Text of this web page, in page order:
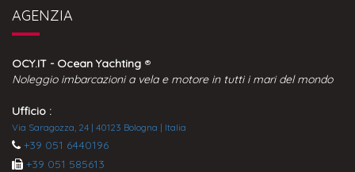
AGENZIA
OCY.IT - Ocean Yachting ®
Noleggio imbarcazioni a vela e motore in tutti i mari del mondo
Ufficio :
Via Saragozza, 24 | 40123 Bologna | Italia
+39 051 6440196
+39 051 585613